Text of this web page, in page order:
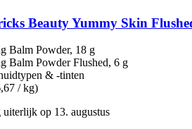
BeautyYummy Skin
Balm Powder, 18 g
Balm Powder Flushed, 6 g
& -tinten
/ kg)
uiterlijk op 13. augustus